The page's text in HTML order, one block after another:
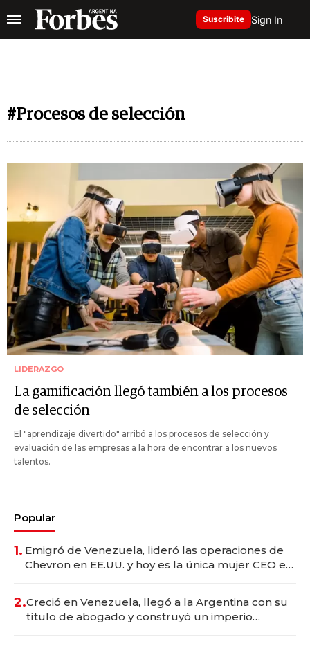
Suscribite Sign In
#Procesos de selección
LIDERAZGO
La gamificación llegó también a los procesos
de selección
El "aprendizaje divertido" arribó a los procesos de selección y
evaluación de las empresas a la hora de encontrar a los nuevos
talentos.
Popular
1. Emigró de Venezuela, lideró las operaciones de
Chevron en EE.UU. y hoy es la única mujer CEO en
2.Creció en Venezuela, llegó a la Argentina con su
título de abogado y construyó un imperio